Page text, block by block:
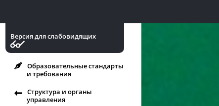
Версия для слабовидящих
Образовательные стандарты
и требования
Структура и органы
управления